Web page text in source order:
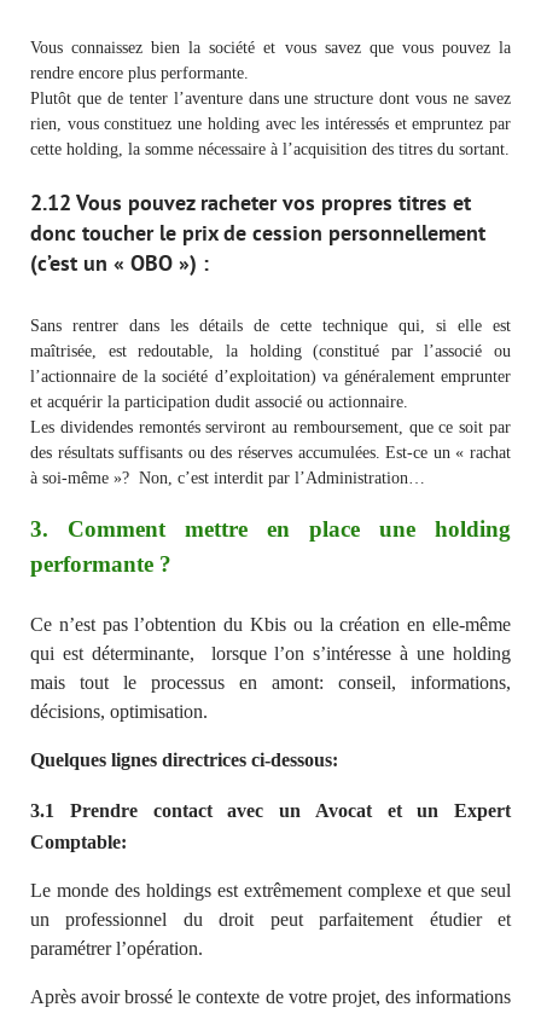
Vous connaissez bien la société et vous savez que vous pouvez la
rendre encore plus performante.
Plutôt que de tenter l’aventure dans une structure dont vous ne savez
rien, vous constituez une holding avec les intéressés et empruntez par
cette holding, la somme nécessaire à l’acquisition des titres du sortant.
2.12 Vous pouvez racheter vos propres titres et
donc toucher le prix de cession personnellement
(c’est un « OBO ») :
Sans rentrer dans les détails de cette technique qui, si elle est
maîtrisée, est redoutable, la holding (constitué par l’associé ou
l’actionnaire de la société d’exploitation) va généralement emprunter
et acquérir la participation dudit associé ou actionnaire.
Les dividendes remontés serviront au remboursement, que ce soit par
des résultats suffisants ou des réserves accumulées. Est-ce un « rachat
à soi-même »? Non, c’est interdit par l’Administration…
3. Comment mettre en place une holding
performante ?
Ce n’est pas l’obtention du Kbis ou la création en elle-même
qui est déterminante, lorsque l’on s’intéresse à une holding
mais tout le processus en amont: conseil, informations,
décisions, optimisation.
Quelques lignes directrices ci-dessous:
3.1
Prendre contact avec un Avocat et un Expert
Comptable:
Le monde des holdings est extrêmement complexe et que seul
un professionnel du droit peut parfaitement étudier et
paramétrer l’opération.
Après avoir brossé le contexte de votre projet, des informations